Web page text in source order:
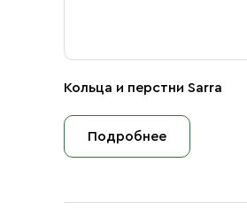
Кольца и перстни Sarra
Подробнее